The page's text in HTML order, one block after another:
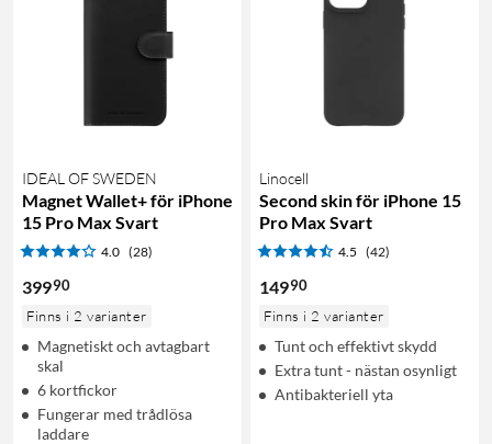
IDEAL OF SWEDEN
Magnet Wallet+ för iPhone
15 Pro Max Svart
4.0 (28)
39990
Finns i 2 varianter
Magnetiskt och avtagbart
skal
6 kortfickor
Fungerar med trådlösa
laddare
Linocell
Second skin för iPhone 15
Pro Max Svart
4.5 (42)
14990
Finns i 2 varianter
Tunt och effektivt skydd
Extra tunt - nästan osynligt
Antibakteriell yta